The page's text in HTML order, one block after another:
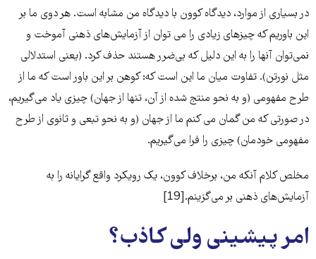
در بسیاری از موارد، دیدگاه کوون با دیدگاه من مشابه است. هر دوی ما بر
این باوریم که چیزهای زیادی را می توان از آزمایش‌‌‌های ذهنی آموخت و
نمی‌‌‌توان آنها را به این دلیل که بی‌‌‌ضرر هستند حذف کرد. (یعنی استدلالی
مثل نورتن). تفاوت‌‌‌ میان ما این است که: کوهن بر این باور است که ما از
طرح مفهومی (و به نحو منتج شده از آن، تنها از جهان) چیزی یاد می‌‌‌گیریم،
در صورتی که من گمان می کنم ما از جهان (و به نحو تبعی و ثانوی از طرح
مفهومی خودمان) چیزی را فرا می‌‌‌گیریم.
مخلص کلام آنکه من، برخلاف کوون، یک رویکرد واقع گرایانه را به
آزمایش‌‌‌های ذهنی بر می‌‌‌گزینم.[19]
امر پیشینی ولی کاذب؟